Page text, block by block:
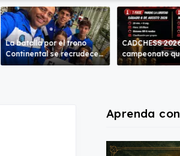
La batalla por el trono
Continental se recrudece
en la Sub-18 en ambas
CADCHESS
campeonato
una nueva
Aprenda